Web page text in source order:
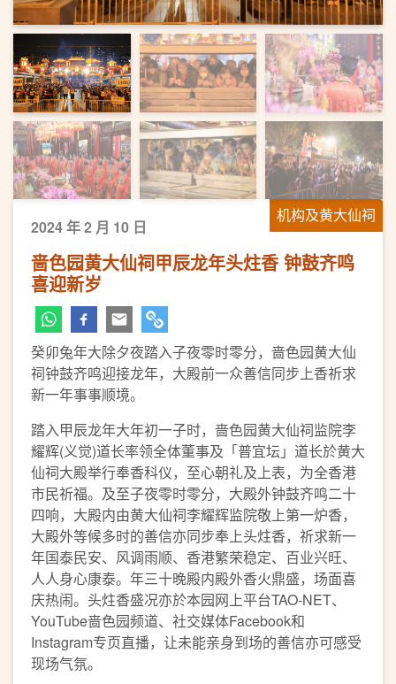
机构及黄大仙祠
2024 年 2 月 10 日
啬色园黄大仙祠甲辰龙年头炷香 钟鼓齐鸣
喜迎新岁
癸卯兔年大除夕夜踏入子夜零时零分，啬色园黄大仙
祠钟鼓齐鸣迎接龙年，大殿前一众善信同步上香祈求
新一年事事顺境。
踏入甲辰龙年大年初一子时，啬色园黄大仙祠监院李
耀辉(义觉)道长率领全体董事及「普宜坛」道长於黄大
仙祠大殿举行奉香科仪，至心朝礼及上表，为全香港
市民祈福。及至子夜零时零分，大殿外钟鼓齐鸣二十
四响，大殿内由黄大仙祠李耀辉监院敬上第一炉香，
大殿外等候多时的善信亦同步奉上头炷香，祈求新一
年国泰民安、风调雨顺、香港繁荣稳定、百业兴旺、
人人身心康泰。年三十晚殿内殿外香火鼎盛，场面喜
庆热闹。头炷香盛况亦於本园网上平台TAO-NET、
YouTube啬色园频道、社交媒体Facebook和
Instagram专页直播，让未能亲身到场的善信亦可感受
现场气氛。